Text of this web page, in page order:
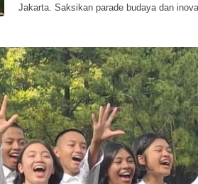
Jakarta. Saksikan parade budaya dan